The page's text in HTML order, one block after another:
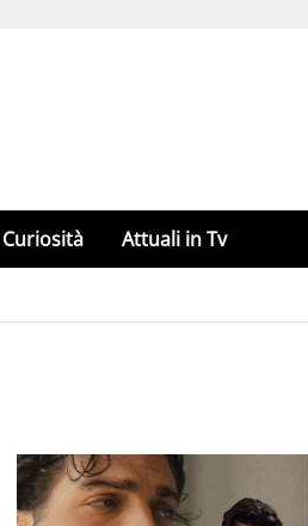
Curiosità Attuali in Tv